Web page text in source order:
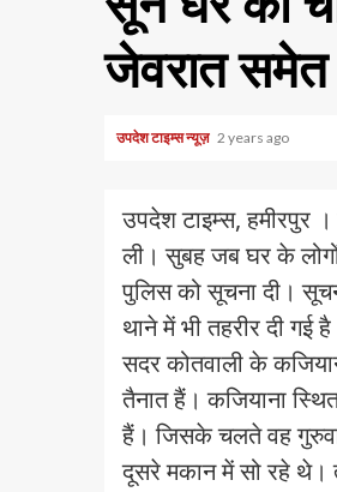
जेवरात समेत
उपदेश टाइम्स न्यूज़ 2 years ago
उपदेश टाइम्स, हमीरपुर
ली। सुबह जब घर के
पुलिस को सूचना दी।
थाने में भी तहरीर दी गई
सदर कोतवाली के
तैनात हैं। कजियाना
हैं। जिसके चलते वह
दूसरे मकान में सो रहे थे।